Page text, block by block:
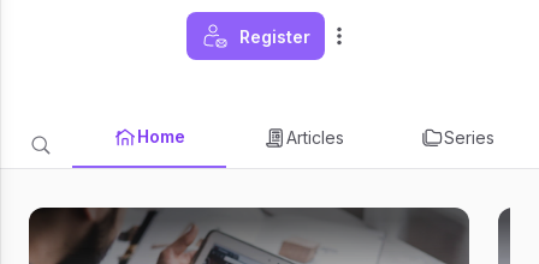
Register
Home Articles Series